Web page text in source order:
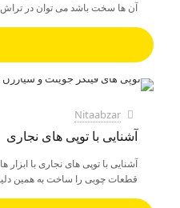
آن ها سخت باشد می توان در
Nitaabzar
آشنایی با توپی های نجاری
آشنایی با توپی های نجاری با
قطعات چوبی را ساخت به همین دلیل